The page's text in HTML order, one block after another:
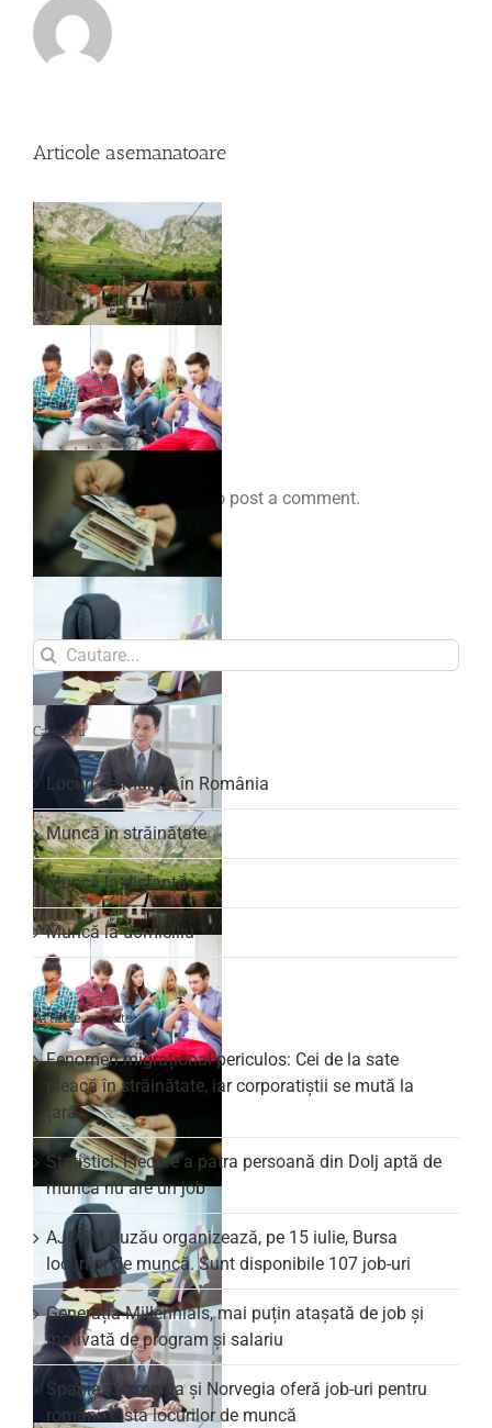
Articole asemanatoare
Comenteaza
You must be to post a comment.
Search
for:
Categorii
Locuri de muncă în România
Muncă în străinătate
Muncă la distanță
Muncă la domiciliu
Articole recente
Fenomen migrațional periculos: Cei de la sate
pleacă în străinătate, iar corporatiștii se mută la
țară
Statistici: Fiecare a patra persoană din Dolj aptă de
muncă nu are un job
AJOFM Buzău organizează, pe 15 iulie, Bursa
locurilor de muncă. Sunt disponibile 107 job-uri
Generația Millennials, mai puțin atașată de job și
motivată de program și salariu
Spania, Germania și Norvegia oferă job-uri pentru
români. Lista locurilor de muncă